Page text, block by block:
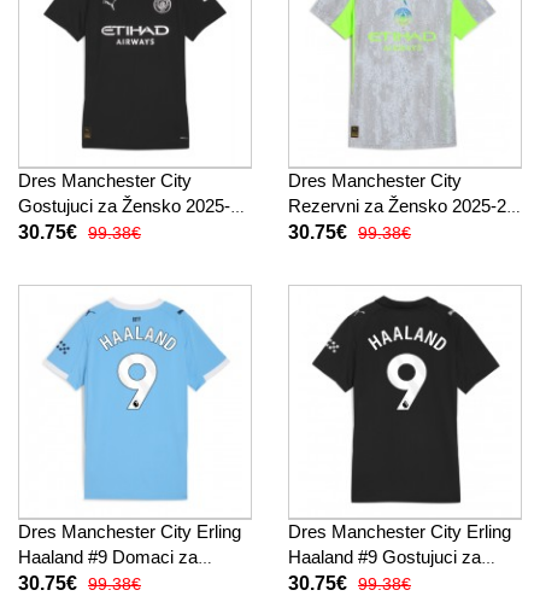
Dres Manchester City
Gostujuci za Žensko 2025-26
Kratak Rukav
30.75€ 99.38€
Dres Manchester City
Rezervni za Žensko 2025-26
Kratak Rukav
30.75€ 99.38€
Dres Manchester City Erling
Haaland #9 Domaci za
Žensko 2025-26 Kratak
30.75€ 99.38€
Dres Manchester City Erling
Haaland #9 Gostujuci za
Žensko 2025-26 Kratak
30.75€ 99.38€